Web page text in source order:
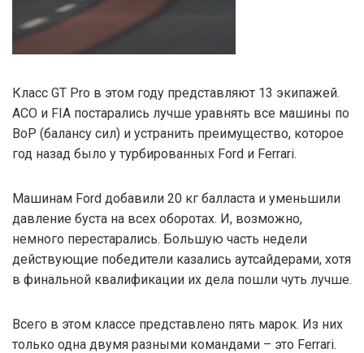
Класс GT Pro в этом году представляют 13 экипажей.
ACO и FIA постарались лучше уравнять все машины по
BoP (балансу сил) и устранить преимущество, которое
год назад было у турбированных Ford и Ferrari.
Машинам Ford добавили 20 кг балласта и уменьшили
давление буста на всех оборотах. И, возможно,
немного перестарались. Большую часть недели
действующие победители казались аутсайдерами, хотя
в финальной квалификации их дела пошли чуть лучше.
Всего в этом классе представлено пять марок. Из них
только одна двумя разными командами – это Ferrari.